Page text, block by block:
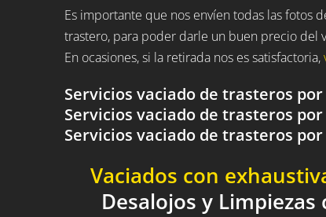
Es importante que nos envíen todas las fotos
trastero, para poder darle un buen precio del
En ocasiones, si la retirada nos es satisfactoria,
Servicios vaciado de trasteros
Servicios vaciado de trasteros
Servicios vaciado de trasteros
Vaciados con
Desalojos y